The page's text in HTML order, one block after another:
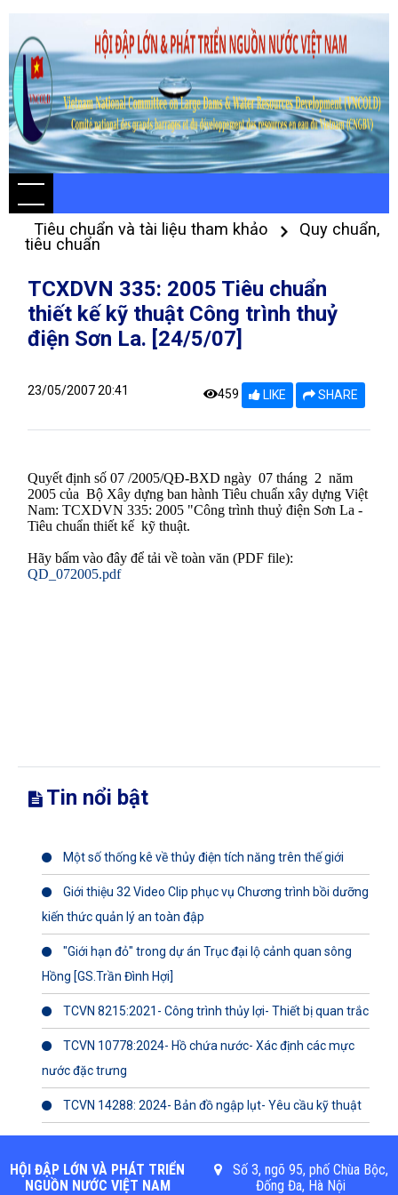
Tiêu chuẩn và tài liệu tham khảo
Quy chuẩn,
tiêu chuẩn
TCXDVN 335: 2005 Tiêu chuẩn
thiết kế kỹ thuật Công trình thuỷ
điện Sơn La. [24/5/07]
23/05/2007 20:41 459 LIKE SHARE
Quyết định số 07 /2005/QĐ-BXD ngày 07 tháng 2 năm
2005 của Bộ Xây dựng ban hành Tiêu chuẩn xây dựng Việt
Nam: TCXDVN 335: 2005 "Công trình thuỷ điện Sơn La -
Tiêu chuẩn thiết kế kỹ thuật.
Hãy bấm vào đây để tải về toàn văn (PDF file):
QD_072005.pdf
Tin nổi bật
Một số thống kê về thủy điện tích năng trên thế giới
Giới thiệu 32 Video Clip phục vụ Chương trình bồi dưỡng
kiến thức quản lý an toàn đập
"Giới hạn đỏ" trong dự án Trục đại lộ cảnh quan sông
Hồng [GS.Trần Đình Hợi]
TCVN 8215:2021- Công trình thủy lợi- Thiết bị quan trắc
TCVN 10778:2024- Hồ chứa nước- Xác định các mực
nước đặc trưng
TCVN 14288: 2024- Bản đồ ngập lụt- Yêu cầu kỹ thuật
HỘI ĐẬP LỚN VÀ PHÁT TRIỂN
NGUỒN NƯỚC VIỆT NAM
Số 3, ngõ 95, phố Chùa Bộc,
Đống Đa, Hà Nội